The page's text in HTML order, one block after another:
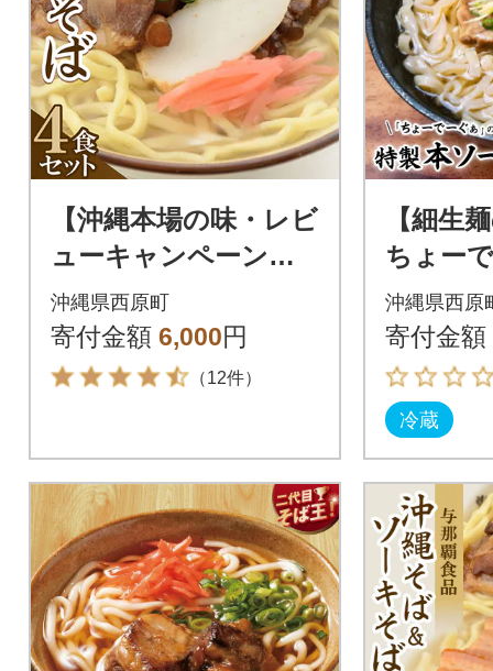
【沖縄本場の味・レビ
ューキャンペーン対
象】与那覇食品のソー
キそば(麺・スープ・
ソーキ付き)4食セット
沖縄県西原町
寄付金額 6,000円
（12件）
【細生
ちょー
本ソー
ト
沖縄県西原
寄付金額
冷蔵